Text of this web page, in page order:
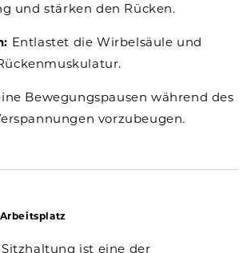
und stärken den Rücken.
Entlastet die Wirbelsäule und
Bewegungspausen während des
vorzubeugen.
ist eine der